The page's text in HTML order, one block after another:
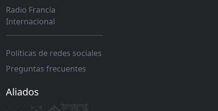
Radio Francia
Internacional
Políticas de redes sociales
Preguntas frecuentes
Aliados